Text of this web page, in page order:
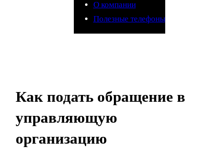
О компании
Полезные телефоны
Как подать обращение в
управляющую
организацию